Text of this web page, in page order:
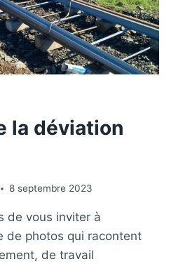
la déviation
8 septembre 2023
de vous inviter à
de photos qui racontent
de travail